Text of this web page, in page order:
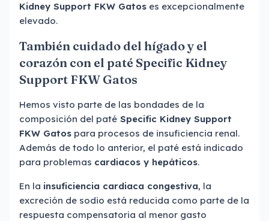
Kidney Support FKW Gatos es excepcionalmente
elevado.
También cuidado del hígado y el
corazón con el paté Specific Kidney
Support FKW Gatos
Hemos visto parte de las bondades de la
composición del paté Specific Kidney Support
FKW Gatos para procesos de insuficiencia renal.
Además de todo lo anterior, el paté está indicado
para problemas cardiacos y hepáticos.
En la insuficiencia cardiaca congestiva, la
excreción de sodio está reducida como parte de la
respuesta compensatoria al menor gasto